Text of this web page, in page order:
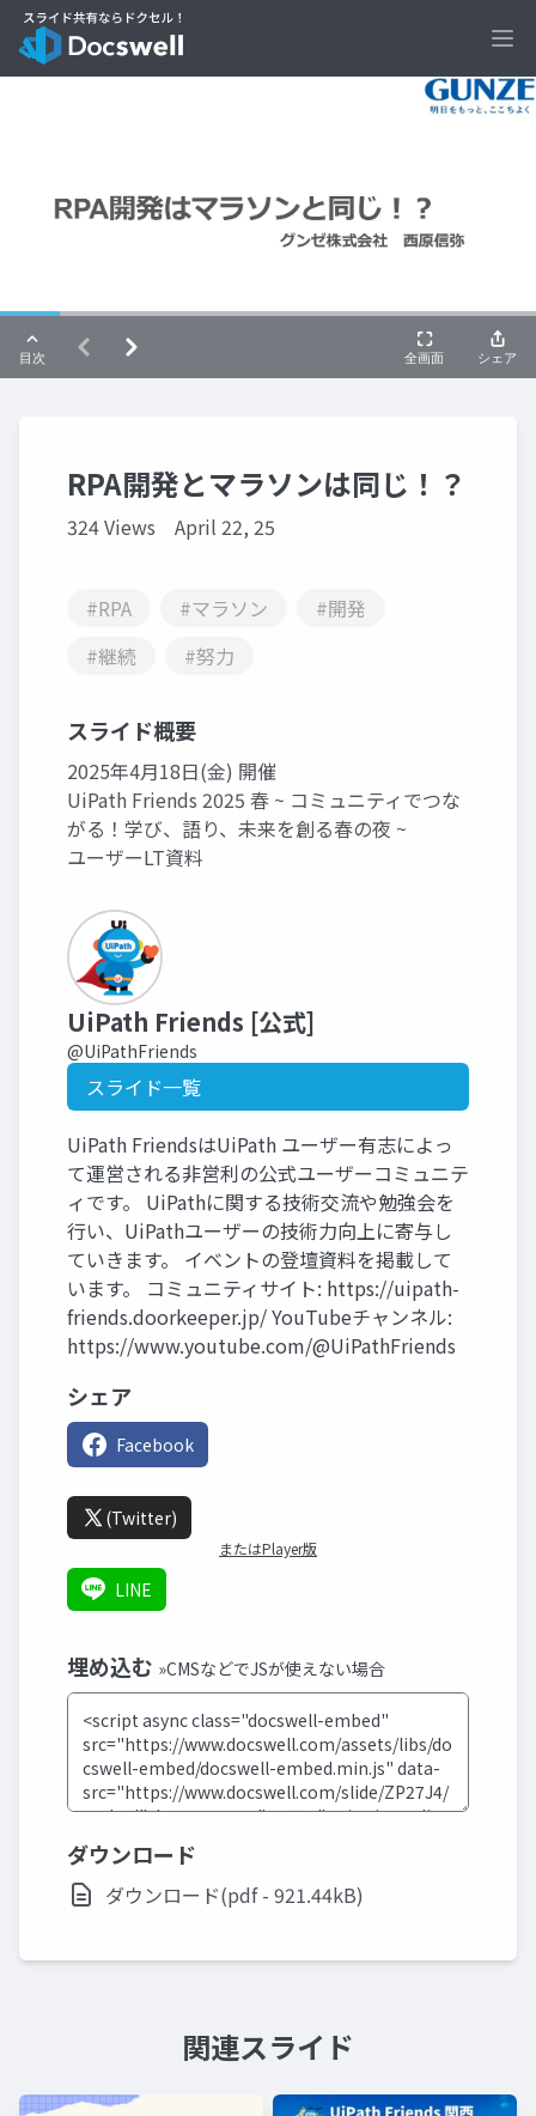
RPA開発とマラソンは同じ！？
324 Views April 22, 25
#RPA #マラソン
#開発
#継続
#努力
スライド概要
2025年4月18日(金) 開催
UiPath Friends 2025 春 ~ コミュニティでつな
がる！学び、語り、未来を創る春の夜 ~
ユーザーLT資料
UiPath Friends [公式]
@UiPathFriends
スライド一覧
UiPath FriendsはUiPath ユーザー有志によっ
て運営される非営利の公式ユーザーコミュニテ
ィです。 UiPathに関する技術交流や勉強会を
行い、UiPathユーザーの技術力向上に寄与し
ていきます。 イベントの登壇資料を掲載して
います。 コミュニティサイト: https://uipath-
friends.doorkeeper.jp/ YouTubeチャンネル:
https://www.youtube.com/@UiPathFriends
シェア
Facebook
(Twitter)
またはPlayer版
LINE
埋め込む »CMSなどでJSが使えない場合
ダウンロード
ダウンロード(pdf - 921.44kB)
関連スライド